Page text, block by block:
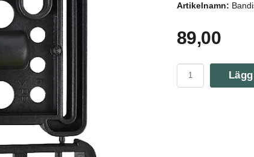
Artikelnamn:
89,00